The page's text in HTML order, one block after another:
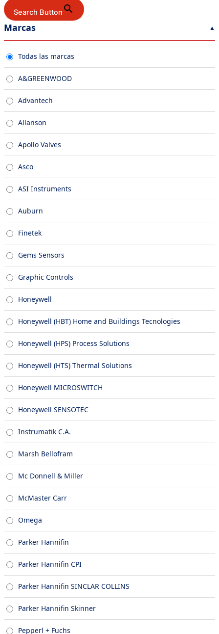
Search Button
Marcas
Todas las marcas
A&GREENWOOD
Advantech
Allanson
Apollo Valves
Asco
ASI Instruments
Auburn
Finetek
Gems Sensors
Graphic Controls
Honeywell
Honeywell (HBT) Home and Buildings Tecnologies
Honeywell (HPS) Process Solutions
Honeywell (HTS) Thermal Solutions
Honeywell MICROSWITCH
Honeywell SENSOTEC
Instrumatik C.A.
Marsh Bellofram
Mc Donnell & Miller
McMaster Carr
Omega
Parker Hannifin
Parker Hannifin CPI
Parker Hannifin SINCLAR COLLINS
Parker Hannifin Skinner
Pepperl + Fuchs